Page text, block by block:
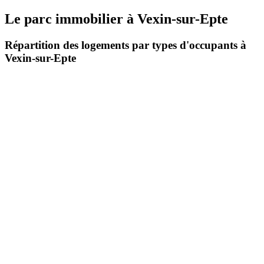
Le parc immobilier à Vexin-sur-Epte
Répartition des logements par types d'occupants à
Vexin-sur-Epte